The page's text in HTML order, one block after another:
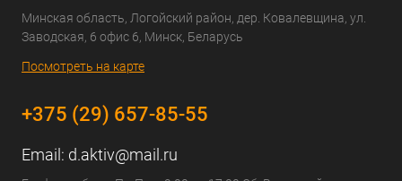
Минская область, Логойский район, дер. Ковалевщина, ул.
Заводская, 6 офис 6, Минск, Беларусь
Посмотреть на карте
+375 (29) 657-85-55
Email: d.aktiv@mail.ru